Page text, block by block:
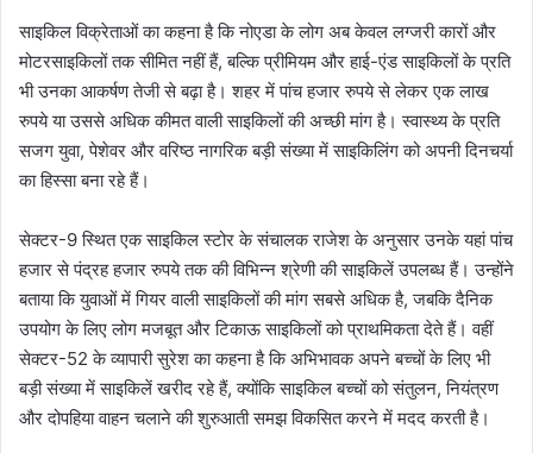
साइकिल विक्रेताओं का कहना है कि नोएडा के लोग अब केवल लग्जरी कारों और
मोटरसाइकिलों तक सीमित नहीं हैं, बल्कि प्रीमियम और हाई-एंड साइकिलों के प्रति
भी उनका आकर्षण तेजी से बढ़ा है। शहर में पांच हजार रुपये से लेकर एक लाख
रुपये या उससे अधिक कीमत वाली साइकिलों की अच्छी मांग है। स्वास्थ्य के प्रति
सजग युवा, पेशेवर और वरिष्ठ नागरिक बड़ी संख्या में साइकिलिंग को अपनी दिनचर्या
का हिस्सा बना रहे हैं।
सेक्टर-9 स्थित एक साइकिल स्टोर के संचालक राजेश के अनुसार उनके यहां पांच
हजार से पंद्रह हजार रुपये तक की विभिन्न श्रेणी की साइकिलें उपलब्ध हैं। उन्होंने
बताया कि युवाओं में गियर वाली साइकिलों की मांग सबसे अधिक है, जबकि दैनिक
उपयोग के लिए लोग मजबूत और टिकाऊ साइकिलों को प्राथमिकता देते हैं। वहीं
सेक्टर-52 के व्यापारी सुरेश का कहना है कि अभिभावक अपने बच्चों के लिए भी
बड़ी संख्या में साइकिलें खरीद रहे हैं, क्योंकि साइकिल बच्चों को संतुलन, नियंत्रण
और दोपहिया वाहन चलाने की शुरुआती समझ विकसित करने में मदद करती है।